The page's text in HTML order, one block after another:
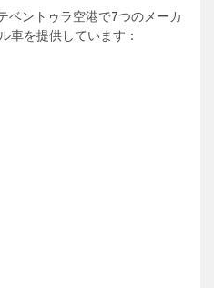
ベントゥラ空港で7つのメーカ
車を提供しています：